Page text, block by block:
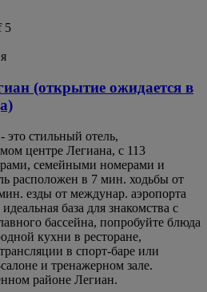
5
(открытие ожидается в
стильный отель,
центре Легиана, с 113
семейными номерами и
расположен в 7 мин. ходьбы от
езды от междунар. аэропорта
база для знакомства с
бассейна, попробуйте блюда
кухни в ресторане,
в спорт-баре или
и тренажерном зале.
районе Легиан.